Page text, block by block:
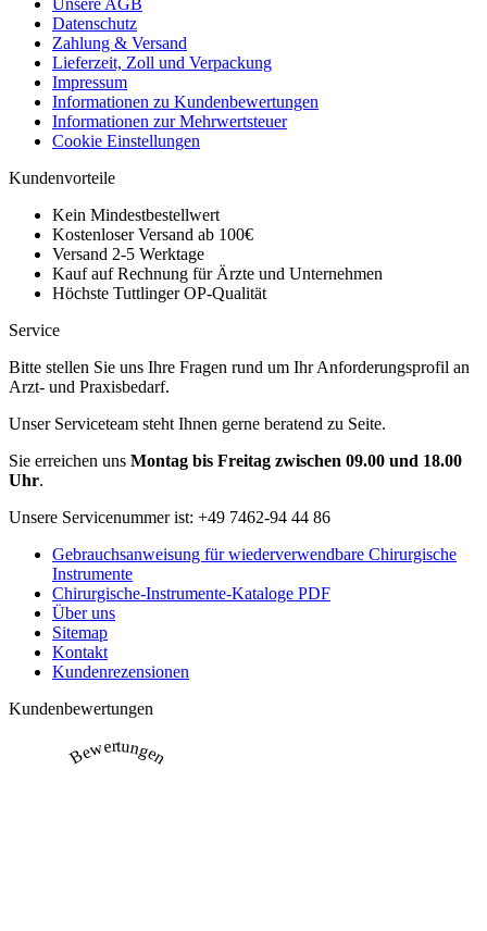
Datenschutz
Zahlung & Versand
Lieferzeit, Zoll und Verpackung
Impressum
Informationen zu Kundenbewertungen
Informationen zur Mehrwertsteuer
Cookie Einstellungen
Kundenvorteile
Kein Mindestbestellwert
Kostenloser Versand ab 100€
Versand 2-5 Werktage
Kauf auf Rechnung für Ärzte und Unternehmen
Höchste Tuttlinger OP-Qualität
Service
Bitte stellen Sie uns Ihre Fragen rund um Ihr Anforderungsprofil an
Arzt- und Praxisbedarf.
Unser Serviceteam steht Ihnen gerne beratend zu Seite.
Sie erreichen uns Montag bis Freitag zwischen 09.00 und 18.00
Uhr.
Unsere Servicenummer ist: +49 7462-94 44 86
Gebrauchsanweisung für wiederverwendbare Chirurgische
Instrumente
Chirurgische-Instrumente-Kataloge PDF
Über uns
Sitemap
Kontakt
Kundenrezensionen
Kundenbewertungen
Bewertungen